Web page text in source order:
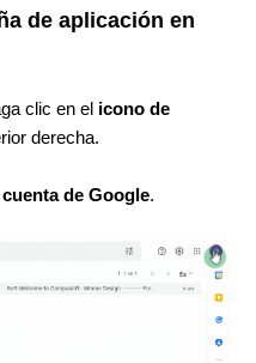
de aplicación en
clic en el icono de
derecha.
de Google.